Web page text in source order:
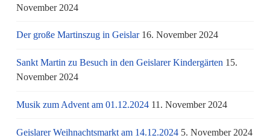
November 2024
Der große Martinszug in Geislar 16. November 2024
Sankt Martin zu Besuch in den Geislarer Kindergärten 15.
November 2024
Musik zum Advent am 01.12.2024 11. November 2024
Geislarer Weihnachtsmarkt am 14.12.2024 5. November 2024